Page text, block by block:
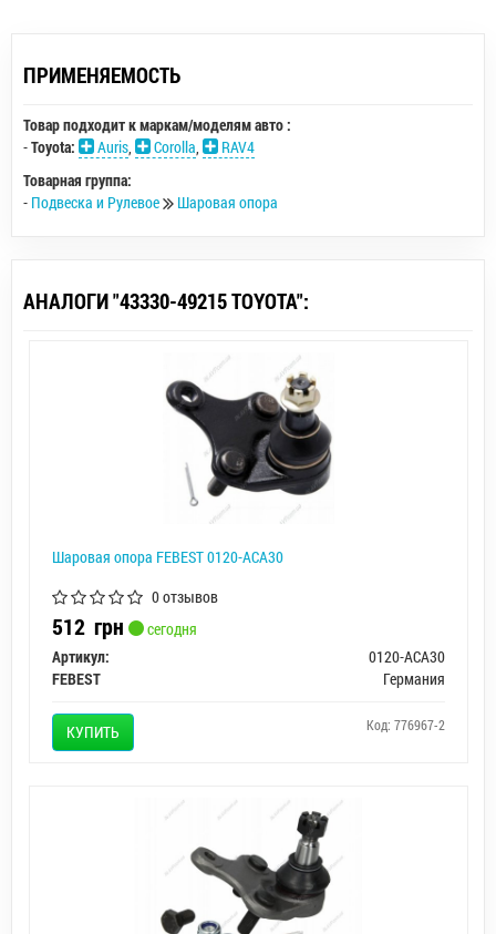
ПРИМЕНЯЕМОСТЬ
Товар подходит к маркам/моделям авто :
-Toyota: Auris, Corolla,
RAV4
Товарная группа:
- Подвеска и Рулевое Шаровая опора
АНАЛОГИ "43330-49215 TOYOTA":
Шаровая опора FEBEST 0120-ACA30
0 отзывов
512 грн
сегодня
Артикул:
0120-ACA30
FEBEST
Германия
КУПИТЬ Код: 776967-2